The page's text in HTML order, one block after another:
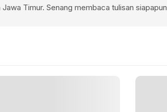
Timur. Senang membaca tulisan siapapun